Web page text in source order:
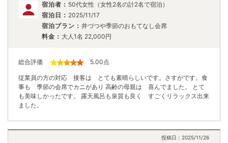
宿泊者： 50代女性（女性2名の計2名で宿泊）
宿泊日： 2025/11/17
宿泊プラン： 井づつや季節のおもてなし会席
料金： 大人1名 22,000円
総合評価 5.00点
従業員の方の対応 接客は とても素晴らしいです。さすがです。食
事も 季節の会席でカニがあり 高齢の母親は 喜んでました。 とて
も美味しかったです。 露天風呂も泉質も良く すごくリラックス出来
ました。
投稿日： 2025/11/26